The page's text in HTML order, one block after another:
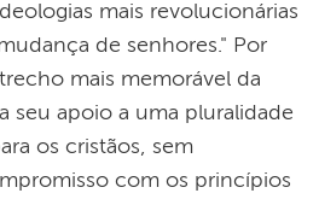
mais revolucionárias
de senhores." Por
mais memorável da
seu apoio a uma pluralidade
os cristãos, sem
com os princípios